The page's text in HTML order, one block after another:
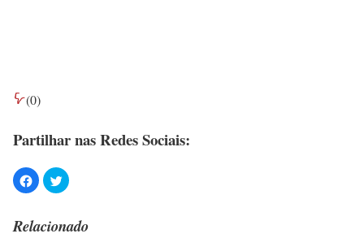
(0)
Partilhar nas Redes Sociais:
Relacionado